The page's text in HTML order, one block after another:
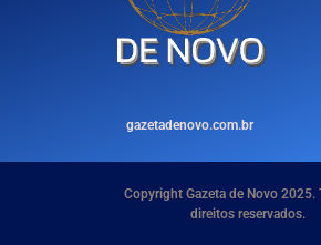
gazetadenovo.com.br
Copyright Gazeta de Novo 2025.
direitos reservados.